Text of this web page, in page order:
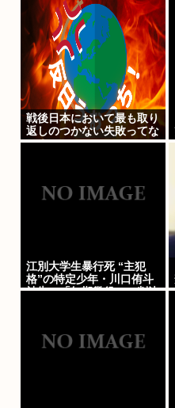
戦後日本において最も取り
返しのつかない失敗ってな
に？
江別大学生暴行死 “主犯
格”の特定少年・川口侑斗
被告に「無期懲役」の判決